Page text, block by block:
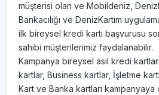
müşterisi olan ve Mobildeniz,
Bankacılığı ve DenizKartım
ilk bireysel kredi kartı başvurusu
sahibi müşterilerimiz faydalanabilir.
Kampanya bireysel asıl kredi
kartlar, Business kartlar, İşletme
Kart ve Banka kartları kampanyaya